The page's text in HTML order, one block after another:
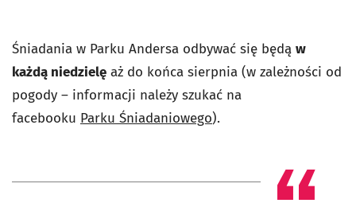
Śniadania w Parku Andersa odbywać się będą w
każdą niedzielę aż do końca sierpnia (w zależności od
pogody – informacji należy szukać na
facebooku Parku Śniadaniowego).